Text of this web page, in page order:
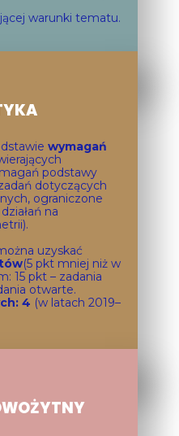
warunki tematu.
wymagań
podstawy
dotyczących
ograniczone
na
uzyskać
(5 pkt mniej niż w
15 pkt – zadania
otwarte.
4 (w latach 2019–